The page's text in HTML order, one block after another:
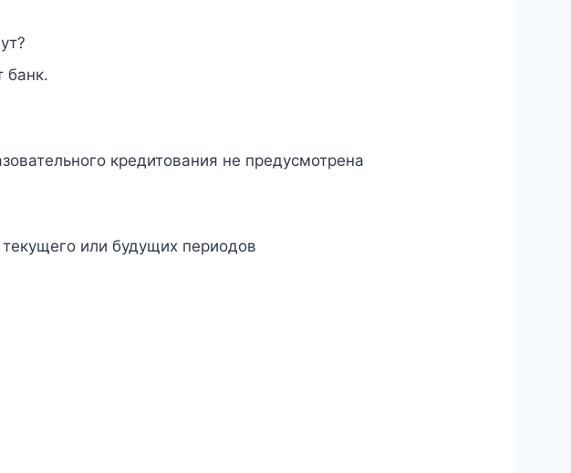
банк.
кредитования не предусмотрена
или будущих периодов